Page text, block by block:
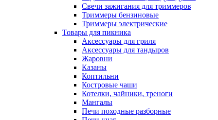
Свечи зажигания для триммеров
Триммеры бензиновые
Триммеры электрические
Товары для пикника
Аксессуары для гриля
Аксессуары для тандыров
Жаровни
Казаны
Коптильни
Костровые чаши
Котелки, чайники, треноги
Мангалы
Печи походные разборные